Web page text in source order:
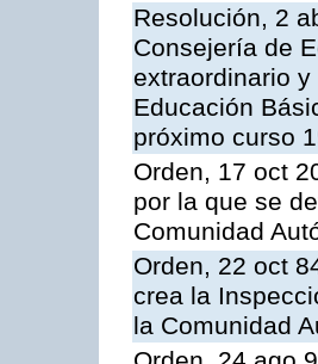
Resolución, 2
Consejería de
extraordinario
Educación
próximo curso
Orden, 17 oct
por la que se
Comunidad
Orden, 22 oct
crea la
la Comunidad